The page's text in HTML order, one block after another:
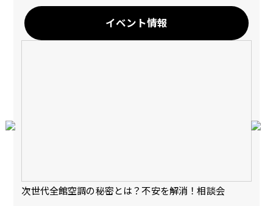
イベント情報
次世代全館空調の秘密とは？不安を解消！相談会